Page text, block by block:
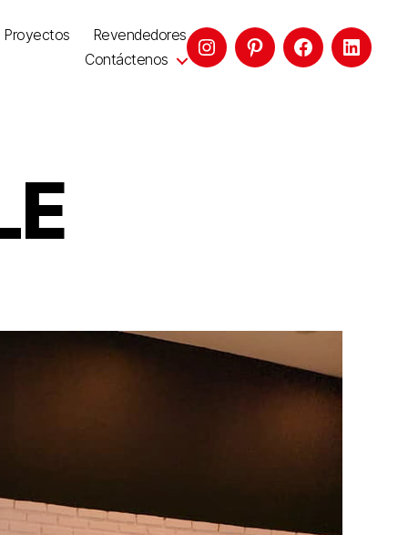
Proyectos
Revendedores
Contáctenos